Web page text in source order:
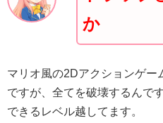
か
マリオ風の2Dアクションゲー
ですが、全てを破壊するんで
できるレベル越してます。